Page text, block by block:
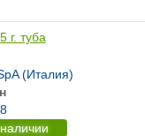
г. туба
(Италия)